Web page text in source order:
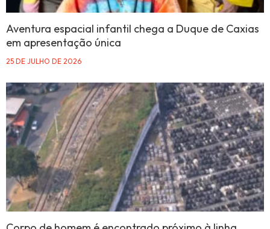
Aventura espacial infantil chega a Duque de Caxias
em apresentação única
25 DE JULHO DE 2026